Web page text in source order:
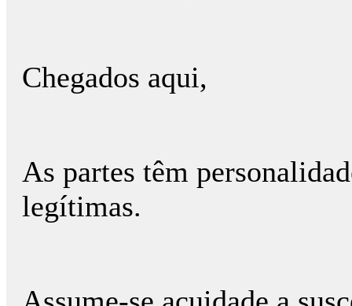
Chegados aqui,
As partes têm
legítimas.